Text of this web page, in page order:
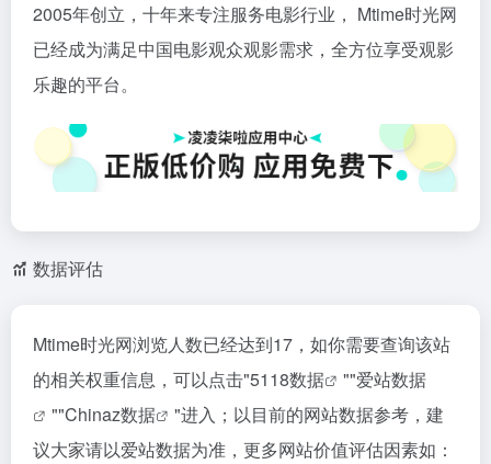
2005年创立，十年来专注服务电影行业， Mtime时光网
已经成为满足中国电影观众观影需求，全方位享受观影
乐趣的平台。
数据评估
Mtime时光网浏览人数已经达到17，如你需要查询该站
的相关权重信息，可以点击"5118数据 ""爱站数据
""Chinaz数据
"进入；以目前的网站数据参考，建
议大家请以爱站数据为准，更多网站价值评估因素如：